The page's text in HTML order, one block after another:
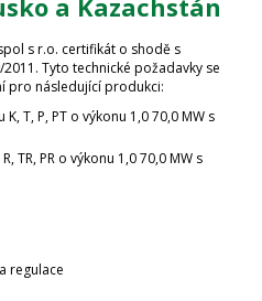
a Kazachstán
s r.o. certifikát o shodě s
Tyto technické požadavky se
pro následující produkci:
T, P, PT o výkonu 1,0 70,0 MW s
TR, PR o výkonu 1,0 70,0 MW s
regulace